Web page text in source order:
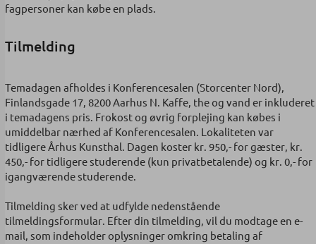
fagpersoner kan købe en plads.
Tilmelding
Temadagen afholdes i Konferencesalen (Storcenter Nord),
Finlandsgade 17, 8200 Aarhus N. Kaffe, the og vand er inkluderet
i temadagens pris. Frokost og øvrig forplejing kan købes i
umiddelbar nærhed af Konferencesalen.​ Lokaliteten var
tidligere Århus Kunsthal. Dagen koster kr. 950,- for gæster, kr.
450,- for tidligere studerende (kun privatbetalende) og kr. 0,- for
igangværende studerende.
Tilmelding sker ved at udfylde nedenstående
tilmeldingsformular. Efter din tilmelding, vil du modtage en e-
mail, som indeholder oplysninger omkring betaling af